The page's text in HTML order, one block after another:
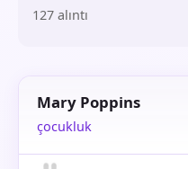
127 alıntı
Mary Poppins
çocukluk